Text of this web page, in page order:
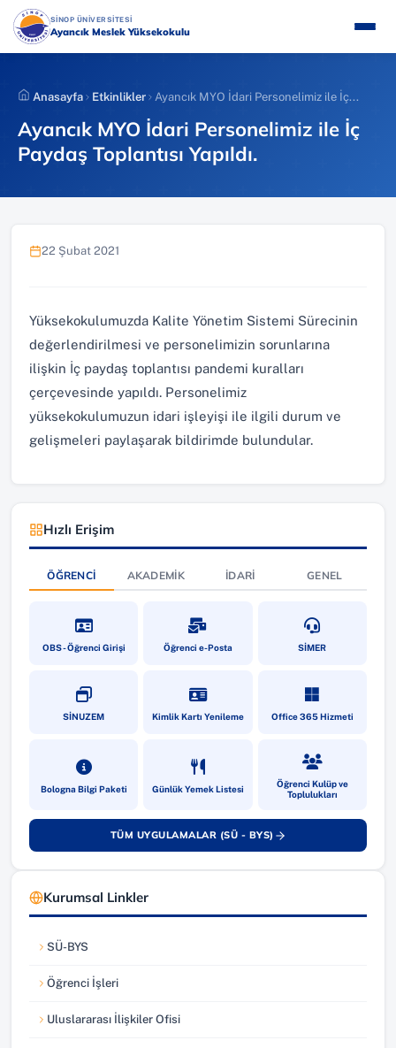
İçeriğe
atla
SİNOP ÜNİVERSİTESİ(YENI SEKMEDE AÇILIR)
Ayancık Meslek Yüksekokulu
Anasayfa Etkinlikler Ayancık MYO İdari Personelimiz ile İç...
Ayancık MYO İdari Personelimiz ile İç
Paydaş Toplantısı Yapıldı.
22 Şubat 2021
Yüksekokulumuzda Kalite Yönetim Sistemi Sürecinin
değerlendirilmesi ve personelimizin sorunlarına
ilişkin İç paydaş toplantısı pandemi kuralları
çerçevesinde yapıldı. Personelimiz
yüksekokulumuzun idari işleyişi ile ilgili durum ve
gelişmeleri paylaşarak bildirimde bulundular.
Hızlı Erişim
ÖĞRENCI AKADEMIK İDARI GENEL
OBS - Öğrenci Girişi(yeni sekmede açılır)Öğrenci e-Posta(yeni sekmede açılır)SİMER(yeni sekmede
SİNUZEM(yeni sekmede açılır)Kimlik Kartı Yenileme(yeni sekmede açılır)Office 365 Hizmeti
(yeni sekmede
Bologna Bilgi Paketi(yeni sekmede açılır)Günlük Yemek Listesi(yeni sekmede açılır)Öğrenci Kulüp ve
Toplulukları
(yeni sekmede
TÜM UYGULAMALAR (SÜ - BYS)
(yeni sekmede açılır)
Kurumsal Linkler
SÜ-BYS
(yeni sekmede açılır)
Öğrenci İşleri
(yeni sekmede açılır)
Uluslararası İlişkiler Ofisi
(yeni sekmede açılır)